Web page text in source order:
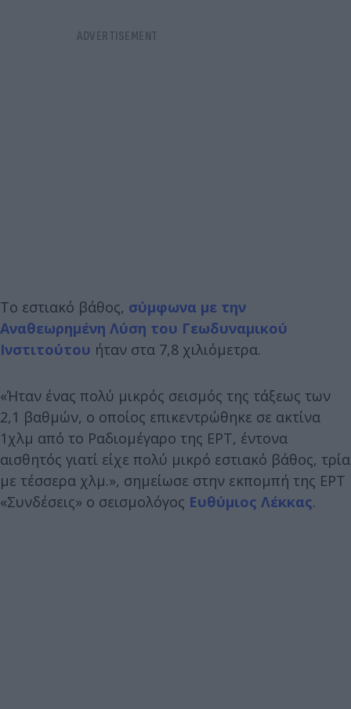
Το εστιακό βάθος, σύμφωνα με την
Αναθεωρημένη Λύση του Γεωδυναμικού
Ινστιτούτου ήταν στα 7,8 χιλιόμετρα.
«Ήταν ένας πολύ μικρός σεισμός της τάξεως των
2,1 βαθμών, ο οποίος επικεντρώθηκε σε ακτίνα
1χλμ από το Ραδιομέγαρο της ΕΡΤ, έντονα
αισθητός γιατί είχε πολύ μικρό εστιακό βάθος, τρία
με τέσσερα χλμ.», σημείωσε στην εκπομπή της ΕΡΤ
«Συνδέσεις» ο σεισμολόγος Ευθύμιος Λέκκας.